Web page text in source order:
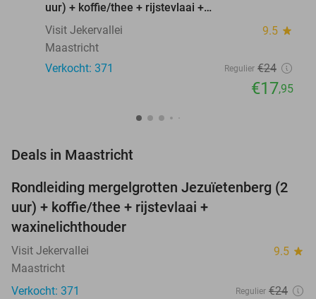
uur) + koffie/thee + rijstevlaai +
waxinelichthouder
Visit Jekervallei 9.5 star
Maastricht
Verkocht: 371
Regulier €24
€17,95
Deals in Maastricht
25%
Rondleiding mergelgrotten Jezuïetenberg (2
uur) + koffie/thee + rijstevlaai +
waxinelichthouder
Visit Jekervallei 9.5 star
Maastricht
Verkocht: 371
Regulier €24